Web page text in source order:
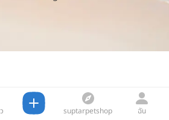
suptarpetshop ฉัน